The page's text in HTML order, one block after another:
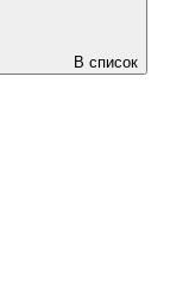
В список